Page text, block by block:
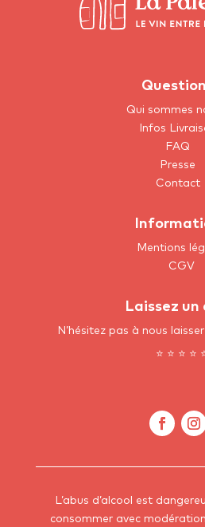
Qui sommes
Infos
FAQ
Presse
Contact
Mentions
CGV
Laissez un
N’hésitez pas à nous
⭐ ⭐ ⭐ ⭐
L’abus d’alcool est
consommer avec